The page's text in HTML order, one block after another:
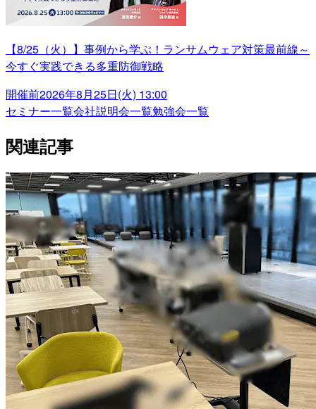
【8/25（火）】事例から学ぶ！ランサムウェア対策最前線～
今すぐ実践できる多重防御戦略
開催前2026年8月25日(火) 13:00
セミナー一覧会社説明会一覧勉強会一覧
関連記事